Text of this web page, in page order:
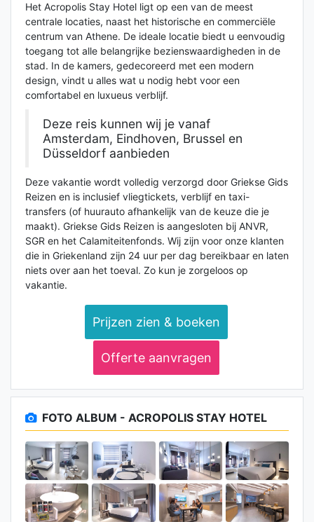
Het Acropolis Stay Hotel ligt op een van de meest
centrale locaties, naast het historische en commerciële
centrum van Athene. De ideale locatie biedt u eenvoudig
toegang tot alle belangrijke bezienswaardigheden in de
stad. In de kamers, gedecoreerd met een modern
design, vindt u alles wat u nodig hebt voor een
comfortabel en luxueus verblijf.
Deze reis kunnen wij je vanaf
Amsterdam, Eindhoven, Brussel en
Düsseldorf aanbieden
Deze vakantie wordt volledig verzorgd door Griekse Gids
Reizen en is inclusief vliegtickets, verblijf en taxi-
transfers (of huurauto afhankelijk van de keuze die je
maakt). Griekse Gids Reizen is aangesloten bij ANVR,
SGR en het Calamiteitenfonds. Wij zijn voor onze klanten
die in Griekenland zijn 24 uur per dag bereikbaar en laten
niets over aan het toeval. Zo kun je zorgeloos op
vakantie.
Prijzen zien & boeken
Offerte aanvragen
FOTO ALBUM - ACROPOLIS STAY HOTEL